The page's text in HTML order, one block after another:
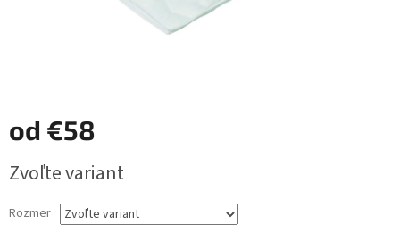
od €58
cena:
Zvoľte variant
Rozmer